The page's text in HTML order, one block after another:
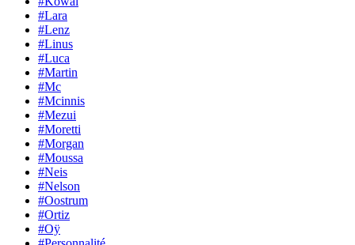
#Lara
#Lenz
#Linus
#Luca
#Martin
#Mc
#Mcinnis
#Mezui
#Moretti
#Morgan
#Moussa
#Neis
#Nelson
#Oostrum
#Ortiz
#Oÿ